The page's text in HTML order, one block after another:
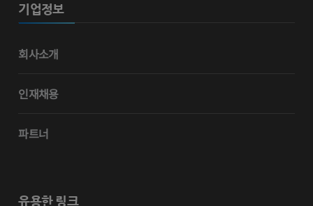
기업정보
회사소개
인재채용
파트너
유용한 링크